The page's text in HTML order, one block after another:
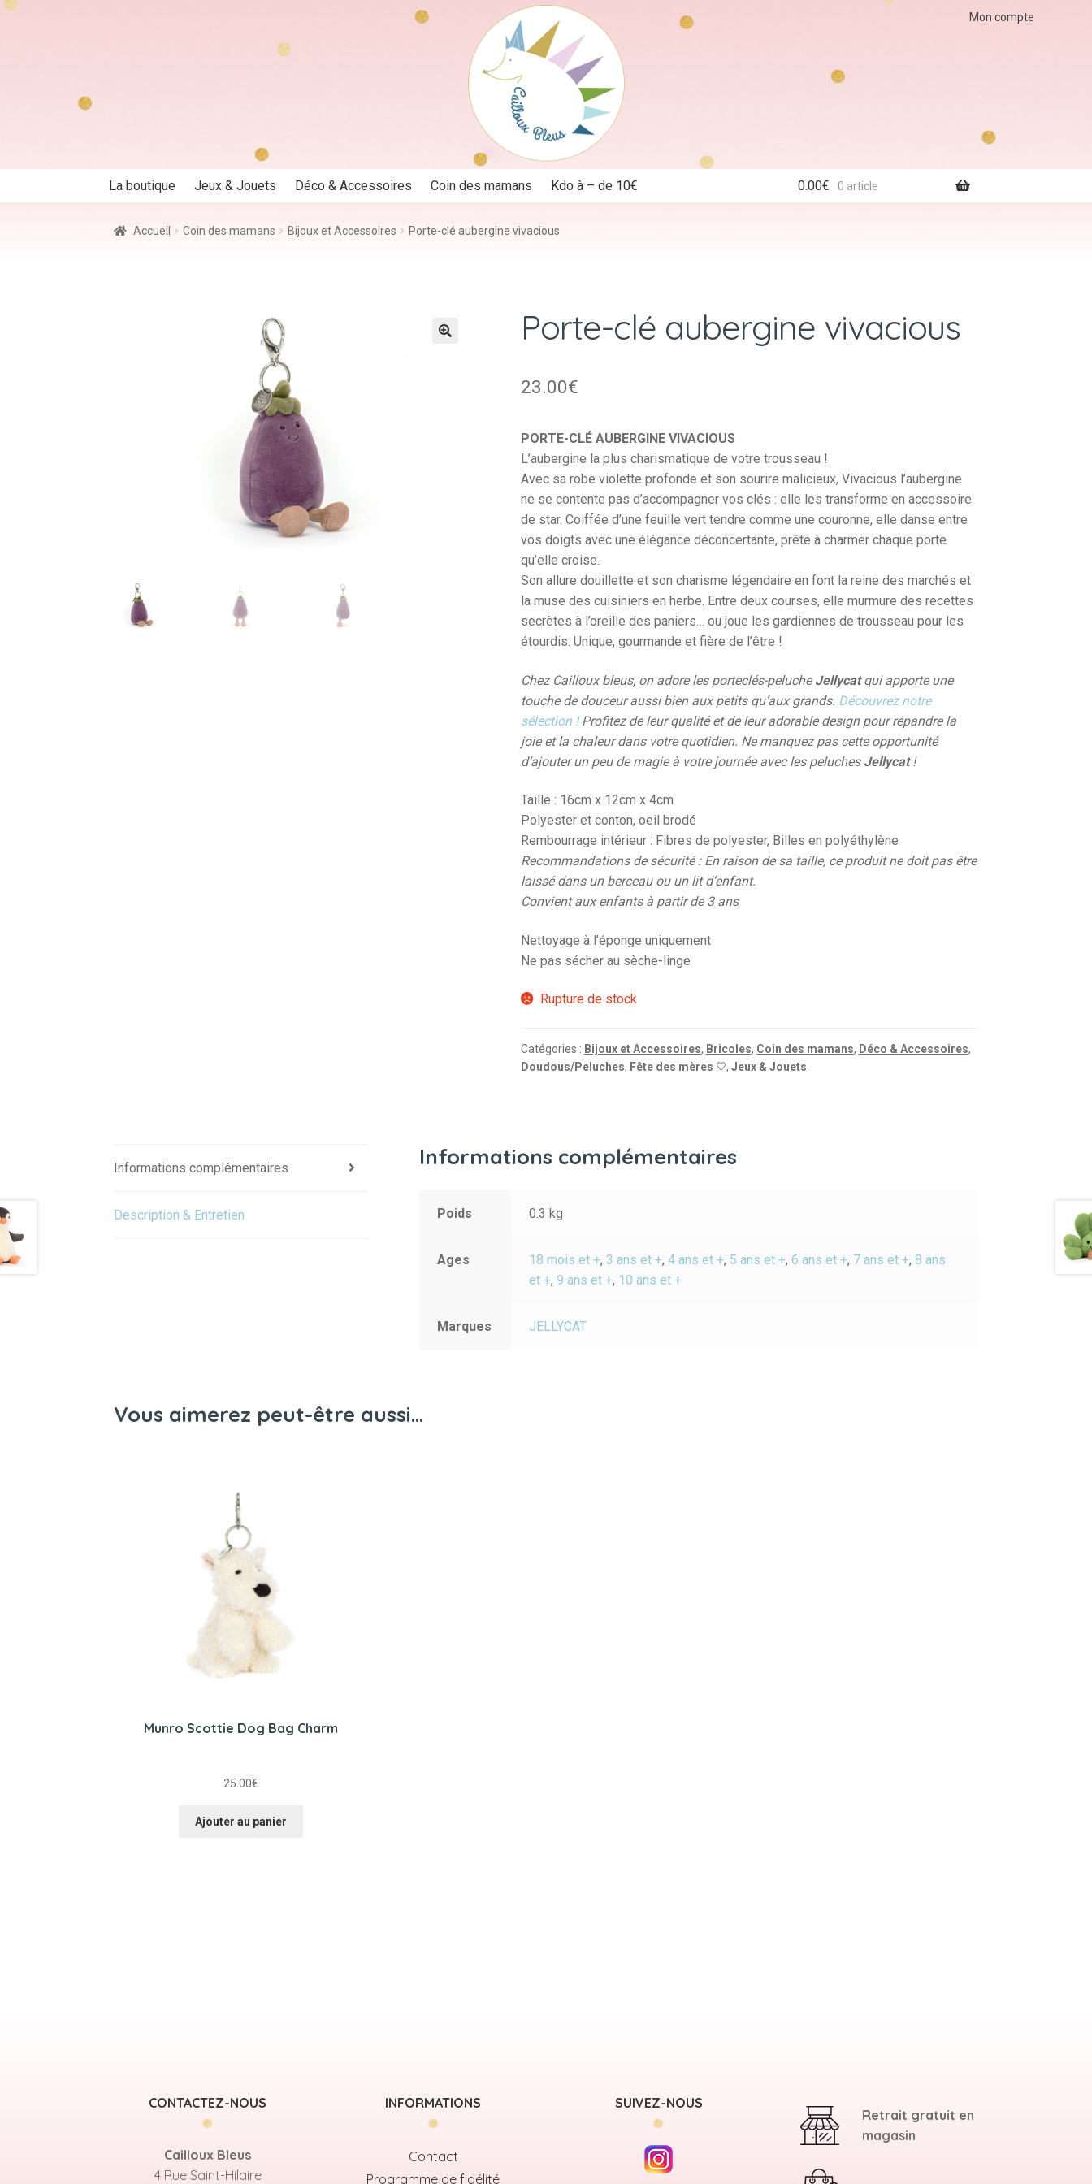
Mon compte
La boutique Jeux & Jouets Déco & Accessoires Coin des mamans Kdo à – de 10€ 0.00€ 0 article
Accueil Coin des mamans Bijoux et Accessoires Porte-clé aubergine vivacious
Porte-clé aubergine vivacious
23.00€
PORTE-CLÉ AUBERGINE VIVACIOUS
L’aubergine la plus charismatique de votre trousseau !
Avec sa robe violette profonde et son sourire malicieux, Vivacious l’aubergine
ne se contente pas d’accompagner vos clés : elle les transforme en accessoire
de star. Coiffée d’une feuille vert tendre comme une couronne, elle danse entre
vos doigts avec une élégance déconcertante, prête à charmer chaque porte
qu’elle croise.
Son allure douillette et son charisme légendaire en font la reine des marchés et
la muse des cuisiniers en herbe. Entre deux courses, elle murmure des recettes
secrètes à l’oreille des paniers… ou joue les gardiennes de trousseau pour les
étourdis. Unique, gourmande et fière de l’être !
Chez Cailloux bleus, on adore les porteclés-pelucheJellycatqui apporte une
touche de douceur aussi bien aux petits qu’aux grands. Découvrez notre
sélection !Profitez de leur qualité et de leur adorable design pour répandre la
joie et la chaleur dans votre quotidien. Ne manquez pas cette opportunité
d’ajouter un peu de magie à votre journée avec les peluches Jellycat!
Taille : 16cm x 12cm x 4cm
Polyester et conton, oeil brodé
Rembourrage intérieur : Fibres de polyester, Billes en polyéthylène
Recommandations de sécurité : En raison de sa taille, ce produit ne doit pas être
laissé dans un berceau ou un lit d’enfant.
Convient aux enfants à partir de 3 ans
Nettoyage à l’éponge uniquement
Ne pas sécher au sèche-linge
Rupture de stock
Catégories : Bijoux et Accessoires, Bricoles, Coin des mamans, Déco & Accessoires,
Doudous/Peluches, Fête des mères ♡, Jeux & Jouets
Informations complémentaires
Description & Entretien
Informations complémentaires
Poids 0.3 kg
Ages 18 mois et +,3 ans et +,4 ans et +, 5 ans et +,6 ans et +, 7 ans et +,8 ans
et +,9 ans et +, 10 ans et +
Marques JELLYCAT
Vous aimerez peut-être aussi…
Munro Scottie Dog Bag Charm
25.00€
Ajouter au panier
CONTACTEZ-NOUS
Cailloux Bleus
4 Rue Saint-Hilaire
INFORMATIONS
Contact
Programme de fidélité
SUIVEZ-NOUS
Retrait gratuit en
magasin